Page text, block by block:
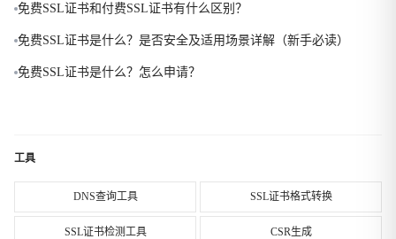
免费SSL证书和付费SSL证书有什么区别？
免费SSL证书是什么？是否安全及适用场景详解（新手必读）
免费SSL证书是什么？怎么申请？
工具
DNS查询工具 SSL证书格式转换
SSL证书检测工具 CSR生成